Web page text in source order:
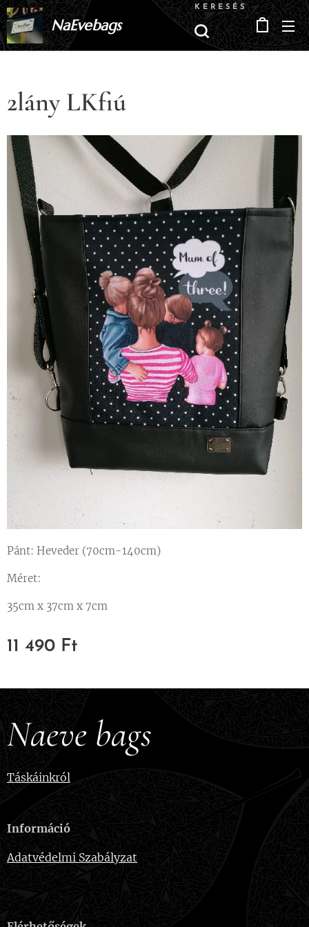
NaEvebags
KERESÉS
2lány LKfiú
Pánt: Heveder (70cm-140cm)
Méret:
35cm x 37cm x 7cm
11 490 Ft
Naeve bags
Táskáinkról
Információ
Adatvédelmi Szabályzat